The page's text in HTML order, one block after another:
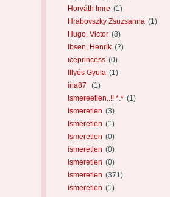
Horváth Imre (1)
Hrabovszky Zsuzsanna (1)
Hugo, Victor (8)
Ibsen, Henrik (2)
iceprincess (0)
Illyés Gyula (1)
ina87
(1)
Ismereetlen..!! *.* (1)
Ismeretlen (3)
Ismeretlen (1)
Ismeretlen (0)
ismeretlen (0)
ismeretlen (0)
Ismeretlen (371)
ismeretlen (1)